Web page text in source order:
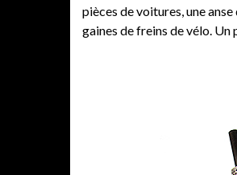
pièces de voitures, une
gaines de freins de vélo.